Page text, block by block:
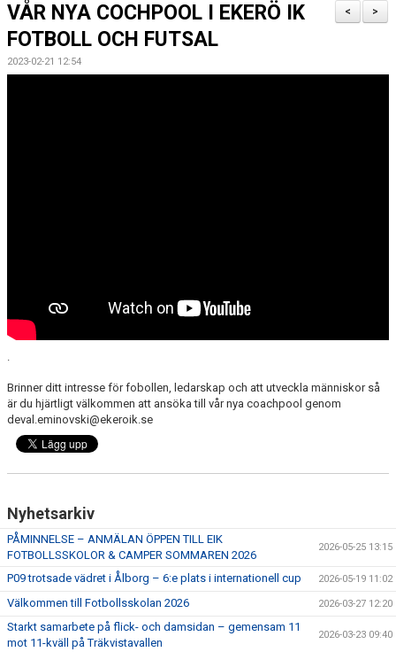
KNATTESKOLA FB
FOTBOLLSSKOLA, CAMPER
>
<
VÅR NYA COCHPOOL I EKERÖ IK
FOTBOLL OCH FUTSAL
2023-02-21 12:54
.
Brinner ditt intresse för fobollen, ledarskap och att utveckla människor så
är du hjärtligt välkommen att ansöka till vår nya coachpool genom
deval.eminovski@ekeroik.se
Nyhetsarkiv
PÅMINNELSE – ANMÄLAN ÖPPEN TILL EIK
FOTBOLLSSKOLOR & CAMPER SOMMAREN 2026
2026-05-25 13:15
P09 trotsade vädret i Ålborg – 6:e plats i internationell cup 2026-05-19 11:02
Välkommen till Fotbollsskolan 2026 2026-03-27 12:20
Starkt samarbete på flick- och damsidan – gemensam 11
mot 11-kväll på Träkvistavallen
2026-03-23 09:40